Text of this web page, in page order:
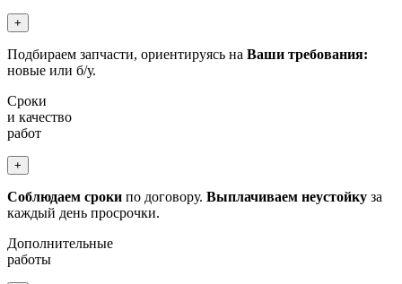
+
Подбираем запчасти, ориентируясь на Ваши требования:
новые или б/у.
Сроки
и качество
работ
+
Соблюдаем сроки по договору. Выплачиваем неустойку за
каждый день просрочки.
Дополнительные
работы